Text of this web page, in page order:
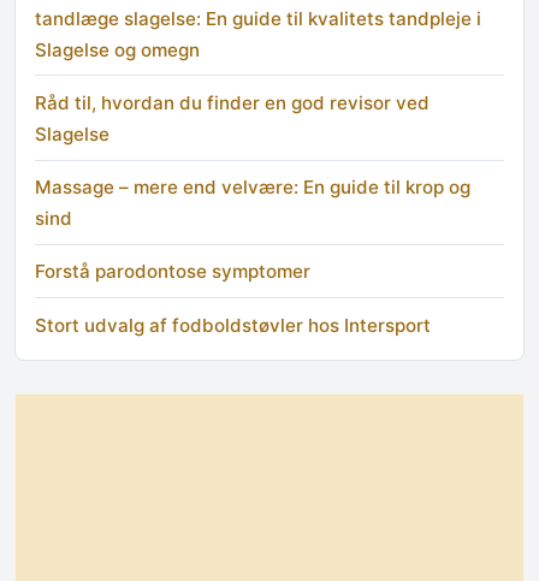
tandlæge slagelse: En guide til kvalitets tandpleje i
Slagelse og omegn
Råd til, hvordan du finder en god revisor ved
Slagelse
Massage – mere end velvære: En guide til krop og
sind
Forstå parodontose symptomer
Stort udvalg af fodboldstøvler hos Intersport